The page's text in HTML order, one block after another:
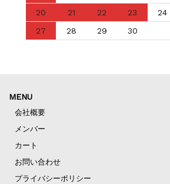
20
21 22 23 24
27
28 29 30
MENU
会社概要
メンバー
カート
お問い合わせ
プライバシーポリシー